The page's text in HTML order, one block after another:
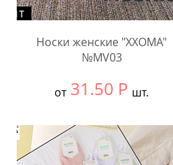
Носки женские "XXOMA"
№MV03
от 31.50 Р шт.
В упаковке:
10 шт.